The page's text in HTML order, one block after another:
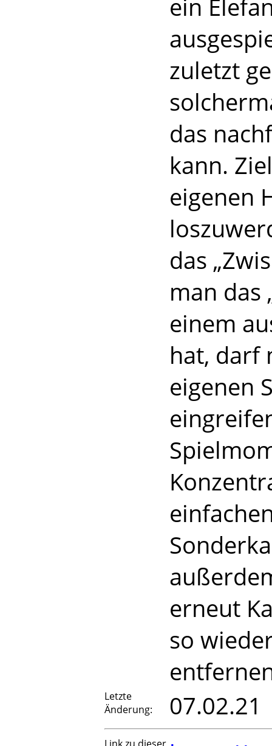
ein
zuletzt
das
kann.
eigenen
das
man das
einem
hat, darf
eigenen
erneut
so
Letzte
Änderung:
07.02.21